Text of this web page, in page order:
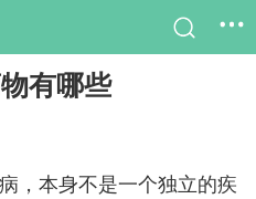
有哪些
，本身不是一个独立的疾